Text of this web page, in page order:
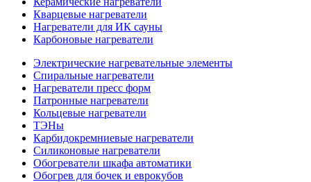
Кварцевые нагреватели
Нагреватели для ИК сауны
Карбоновые нагреватели
Электрические нагревательные элементы
Спиральные нагреватели
Нагреватели пресс форм
Патронные нагреватели
Кольцевые нагреватели
ТЭНы
Карбидокремниевые нагреватели
Силиконовые нагреватели
Обогреватели шкафа автоматики
Обогрев для бочек и еврокубов